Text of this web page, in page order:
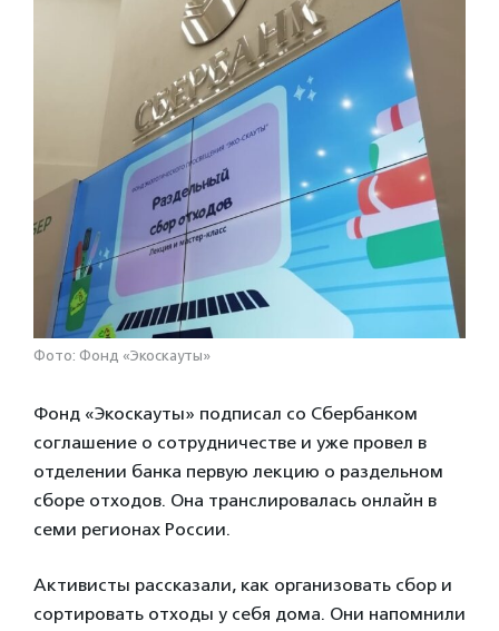
Фото: Фонд «Экоскауты»
Фонд «Экоскауты» подписал со Сбербанком
соглашение о сотрудничестве и уже провел в
отделении банка первую лекцию о раздельном
сборе отходов. Она транслировалась онлайн в
семи регионах России.
Активисты рассказали, как организовать сбор и
сортировать отходы у себя дома. Они напомнили